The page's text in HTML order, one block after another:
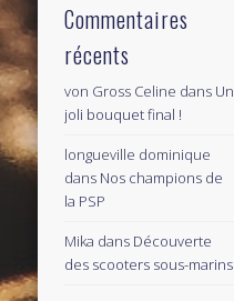
Commentaires
récents
von Gross Celine dans Un
joli bouquet final !
longueville dominique
dans Nos champions de
la PSP
Mika dans Découverte
des scooters sous-marins